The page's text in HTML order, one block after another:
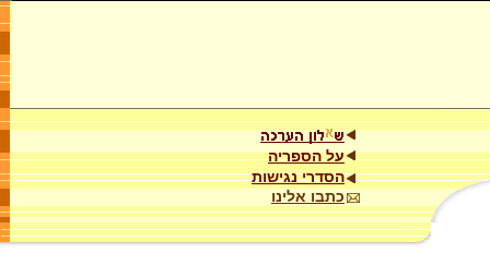
על הספריה
הסדרי נגישות
כתבו אלינו